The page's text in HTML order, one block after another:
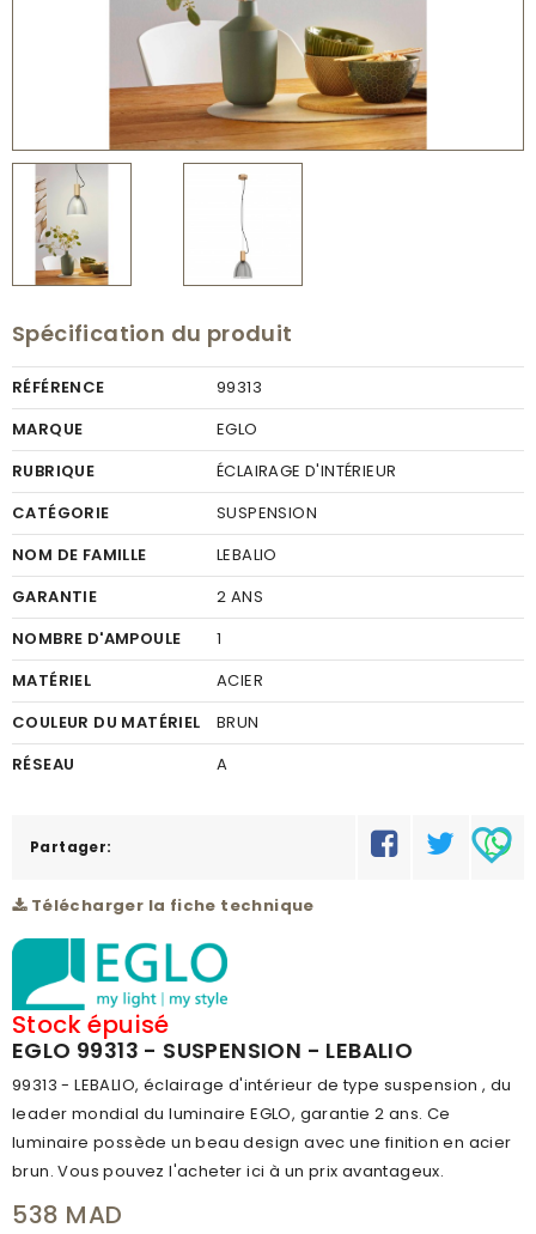
Spécification du produit
RÉFÉRENCE
99313
MARQUE
EGLO
RUBRIQUE
ÉCLAIRAGE D'INTÉRIEUR
CATÉGORIE
SUSPENSION
NOM DE FAMILLE
LEBALIO
GARANTIE
2 ANS
NOMBRE D'AMPOULE
1
MATÉRIEL
ACIER
COULEUR DU MATÉRIEL
BRUN
RÉSEAU
A
Partager:
Télécharger la fiche technique
Stock épuisé
EGLO 99313 - SUSPENSION - LEBALIO
99313 - LEBALIO, éclairage d'intérieur de type suspension , du
leader mondial du luminaire EGLO, garantie 2 ans. Ce
luminaire possède un beau design avec une finition en acier
brun. Vous pouvez l'acheter ici à un prix avantageux.
favorite_border
538 MAD